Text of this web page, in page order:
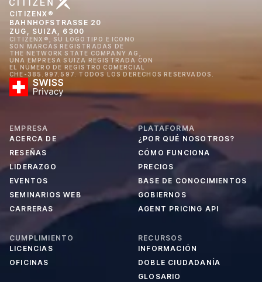
CITIZENX®
BAHNHOFSTRASSE 20
ZUG, SUIZA, 6300
CITIZENX®, SU LOGOTIPO E ICONO
SON MARCAS REGISTRADAS DE
THE NETWORK STATE COMPANY AG,
UNA EMPRESA SUIZA REGISTRADA CON
EL NÚMERO DE REGISTRO COMERCIAL
CHE-385.997.597. TODOS LOS DERECHOS RESERVADOS.
EMPRESA
ACERCA DE
RESEÑAS
LIDERAZGO
EVENTOS
SEMINARIOS WEB
CARRERAS
PLATAFORMA
¿POR QUÉ NOSOTROS?
CÓMO FUNCIONA
PRECIOS
BASE DE CONOCIMIENTOS
GOBIERNOS
AGENT PRICING API
CUMPLIMIENTO
LICENCIAS
OFICINAS
RECURSOS
INFORMACIÓN
DOBLE CIUDADANÍA
GLOSARIO